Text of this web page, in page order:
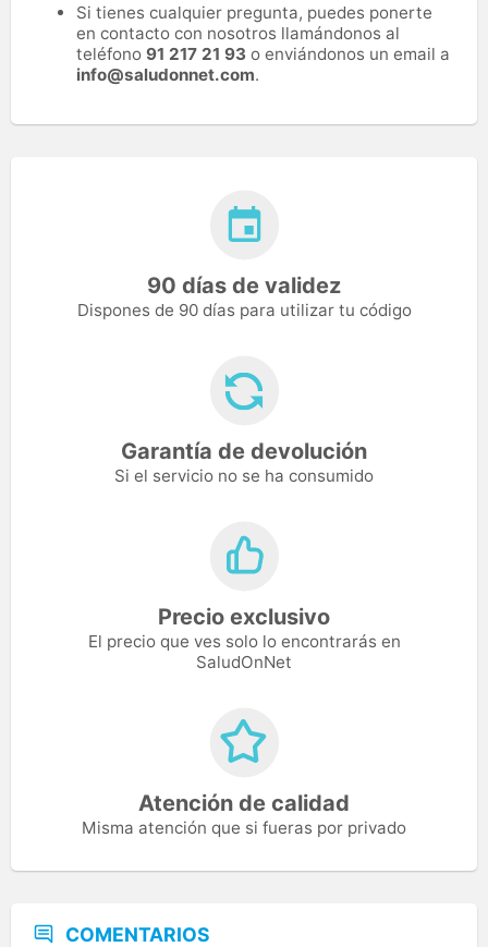
Si tienes cualquier pregunta, puedes ponerte
en contacto con nosotros llamándonos al
teléfono 91 217 21 93 o enviándonos un email a
info@saludonnet.com.
90 días de validez
Dispones de 90 días para utilizar tu código
Garantía de devolución
Si el servicio no se ha consumido
Precio exclusivo
El precio que ves solo lo encontrarás en
SaludOnNet
Atención de calidad
Misma atención que si fueras por privado
COMENTARIOS